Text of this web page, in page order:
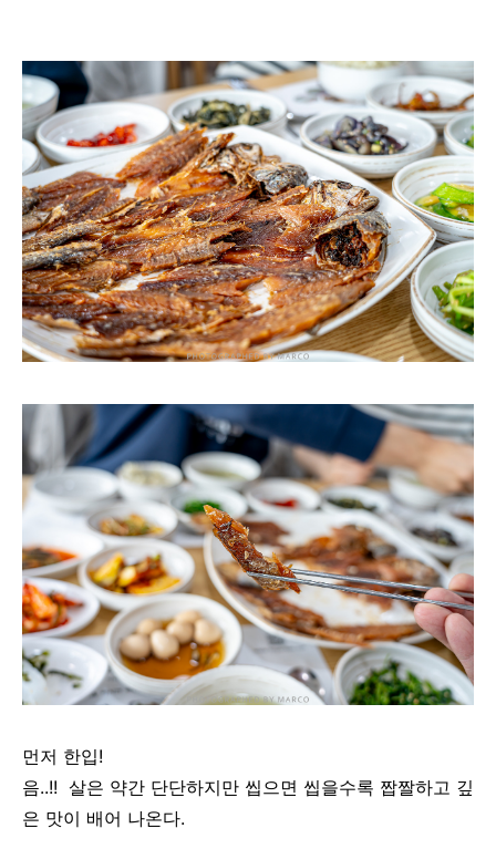
먼저 한입!
음..!! 살은 약간 단단하지만 씹으면 씹을수록 짭짤하고 깊
은 맛이 배어 나온다.